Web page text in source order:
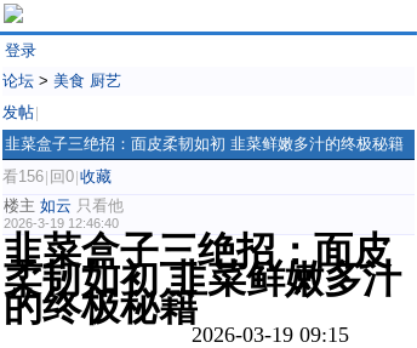
登录
论坛 > 美食 厨艺
发帖
韭菜盒子三绝招：面皮柔韧如初 韭菜鲜嫩多汁的终极秘籍
看156 回0 收藏
楼主 如云 只看他
2026-3-19 12:46:40
韭菜盒子三绝招：面皮
柔韧如初 韭菜鲜嫩多汁
的终极秘籍
2026-03-19 09:15